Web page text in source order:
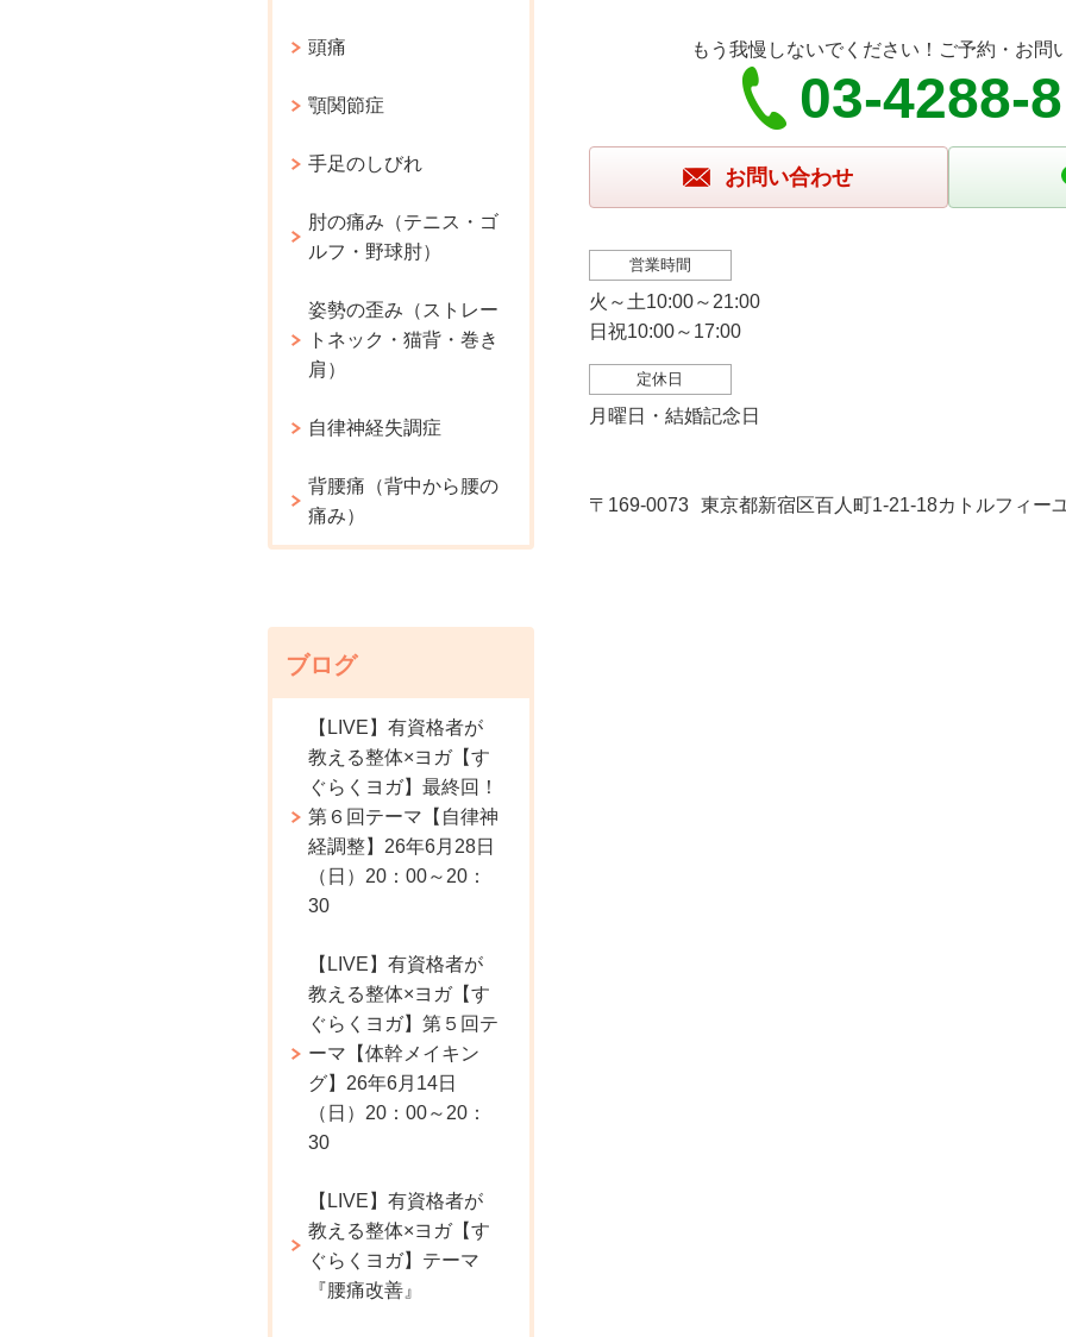
もう我慢しないでください！ご予約・お問
03-4288-
お問い合わせ
営業時間
火～土10:00～21:00
日祝10:00～17:00
定休日
月曜日・結婚記念日
〒169-0073 東京都新宿区百人町1-21-18カトルフィー
頭痛
顎関節症
手足のしびれ
肘の痛み（テニス・ゴ
ルフ・野球肘）
姿勢の歪み（ストレー
トネック・猫背・巻き
肩）
自律神経失調症
背腰痛（背中から腰の
痛み）
ブログ
【LIVE】有資格者が
教える整体×ヨガ【す
ぐらくヨガ】最終回！
第６回テーマ【自律神
経調整】26年6月28日
（日）20：00～20：
30
【LIVE】有資格者が
教える整体×ヨガ【す
ぐらくヨガ】第５回テ
ーマ【体幹メイキン
グ】26年6月14日
（日）20：00～20：
30
【LIVE】有資格者が
教える整体×ヨガ【す
ぐらくヨガ】テーマ
『腰痛改善』